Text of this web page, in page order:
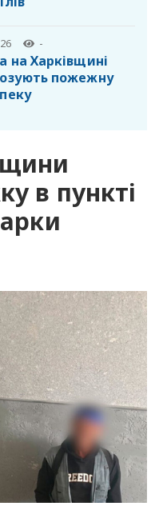
-
на Харківщині
пожежну
в пункті